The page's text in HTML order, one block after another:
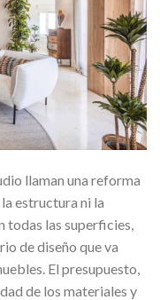
llaman una reforma
estructura ni la
todas las superficies,
de diseño que va
El presupuesto,
de los materiales y